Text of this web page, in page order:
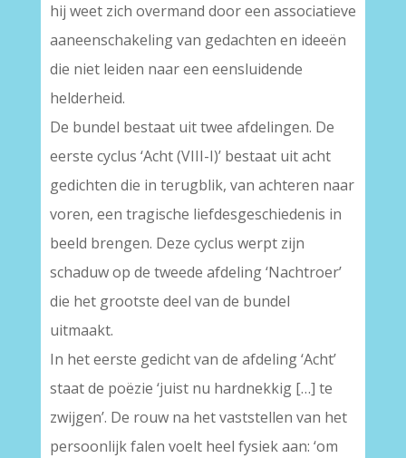
hij weet zich overmand door een associatieve
aaneenschakeling van gedachten en ideeën
die niet leiden naar een eensluidende
helderheid.
De bundel bestaat uit twee afdelingen. De
eerste cyclus ‘Acht (VIII-I)’ bestaat uit acht
gedichten die in terugblik, van achteren naar
voren, een tragische liefdesgeschiedenis in
beeld brengen. Deze cyclus werpt zijn
schaduw op de tweede afdeling ‘Nachtroer’
die het grootste deel van de bundel
uitmaakt.
In het eerste gedicht van de afdeling ‘Acht’
staat de poëzie ‘juist nu hardnekkig […] te
zwijgen’. De rouw na het vaststellen van het
persoonlijk falen voelt heel fysiek aan: ‘om